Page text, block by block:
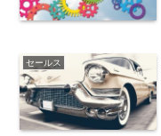
セールス